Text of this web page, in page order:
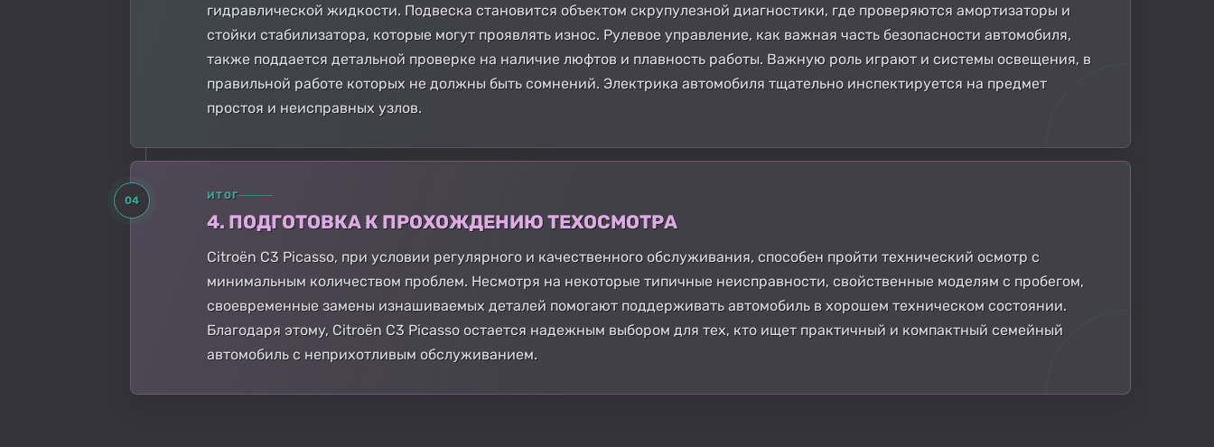
гидравлической жидкости. Подвеска становится объектом скрупулезной диагностики, где проверяются амортизаторы и
стойки стабилизатора, которые могут проявлять износ. Рулевое управление, как важная часть безопасности автомобиля,
также поддается детальной проверке на наличие люфтов и плавность работы. Важную роль играют и системы освещения, в
правильной работе которых не должны быть сомнений. Электрика автомобиля тщательно инспектируется на предмет
простоя и неисправных узлов.
04 ИТОГ
4. ПОДГОТОВКА К ПРОХОЖДЕНИЮ ТЕХОСМОТРА
Citroën C3 Picasso, при условии регулярного и качественного обслуживания, способен пройти технический осмотр с
минимальным количеством проблем. Несмотря на некоторые типичные неисправности, свойственные моделям с пробегом,
своевременные замены изнашиваемых деталей помогают поддерживать автомобиль в хорошем техническом состоянии.
Благодаря этому, Citroën C3 Picasso остается надежным выбором для тех, кто ищет практичный и компактный семейный
автомобиль с неприхотливым обслуживанием.